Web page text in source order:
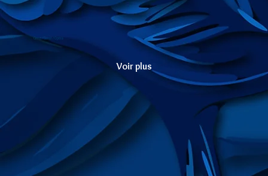
Circus / Dance / Opera
Voir plus